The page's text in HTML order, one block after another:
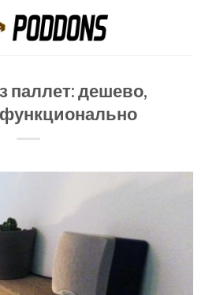
паллет: дешево,